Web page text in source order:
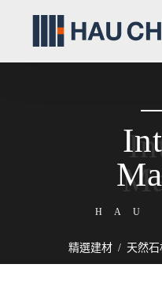
HAU
精選建材 天然石